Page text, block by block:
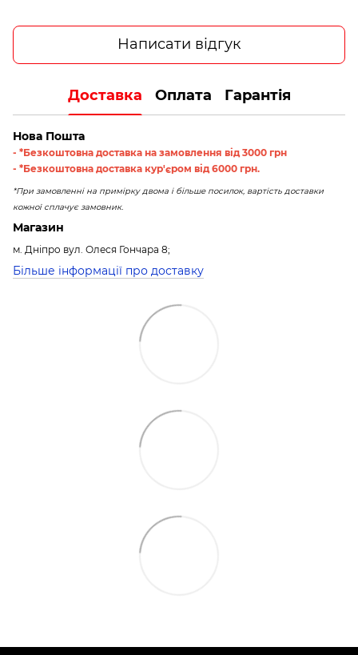
Написати відгук
Доставка Оплата Гарантія
Нова Пошта
- *Безкоштовна доставка на замовлення від 3000 грн
- *Безкоштовна доставка кур'єром від 6000 грн.
*При замовленні на примірку двома і більше посилок, вартість доставки
кожної сплачує замовник.
Магазин
м. Дніпро вул. Олеся Гончара 8;
Більше інформації про доставку